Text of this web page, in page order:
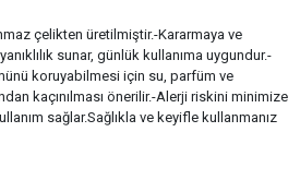
çelikten üretilmiştir.-Kararmaya ve
sunar, günlük kullanıma uygundur.-
koruyabilmesi için su, parfüm ve
kaçınılması önerilir.-Alerji riskini minimize
sağlar.Sağlıkla ve keyifle kullanmanız